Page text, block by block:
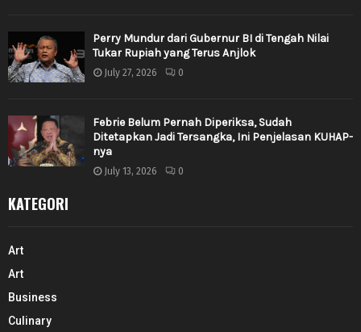
Perry Mundur dari Gubernur BI di Tengah Nilai
Tukar Rupiah yang Terus Anjlok
July 27, 2026 0
Febrie Belum Pernah Diperiksa, Sudah
Ditetapkan Jadi Tersangka, Ini Penjelasan KUHAP-
nya
July 13, 2026 0
KATEGORI
Art
Art
Business
Culinary